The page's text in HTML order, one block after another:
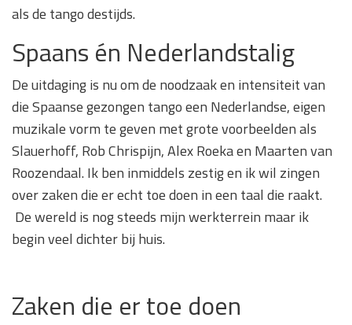
als de tango destijds.
Spaans én Nederlandstalig
De uitdaging is nu om de noodzaak en intensiteit van
die Spaanse gezongen tango een Nederlandse, eigen
muzikale vorm te geven met grote voorbeelden als
Slauerhoff, Rob Chrispijn, Alex Roeka en Maarten van
Roozendaal. Ik ben inmiddels zestig en ik wil zingen
over zaken die er echt toe doen in een taal die raakt.
De wereld is nog steeds mijn werkterrein maar ik
begin veel dichter bij huis.
Zaken die er toe doen